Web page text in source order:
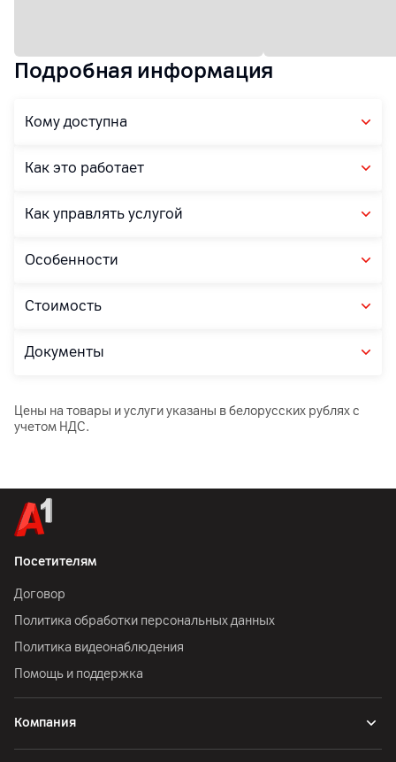
Подробная информация
Кому доступна
Как это работает
Как управлять услугой
Особенности
Стоимость
Документы
Цены на товары и услуги указаны в белорусских рублях с
учетом НДС.
Посетителям
Договор
Политика обработки персональных данных
Политика видеонаблюдения
Помощь и поддержка
Компания